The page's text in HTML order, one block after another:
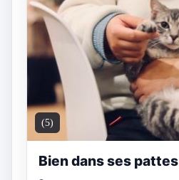
(5)
Bien dans ses pattes